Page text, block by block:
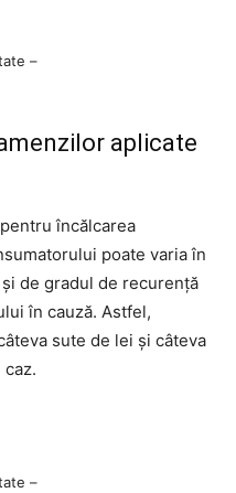
–
aplicate
încălcarea
poate varia în
de gradul de recurență
în cauză. Astfel,
sute de lei și câteva
–